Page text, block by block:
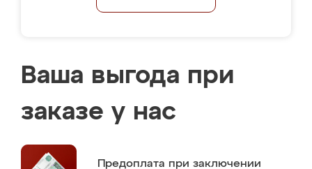
Ваша выгода при
заказе у нас
Предоплата при заключении